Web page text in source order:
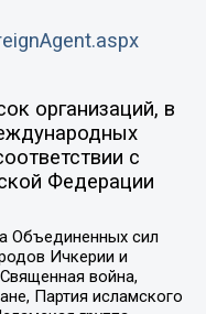
организаций, в
с
Федерации
Объединенных сил
Ичкерии и
война,
Партия исламского